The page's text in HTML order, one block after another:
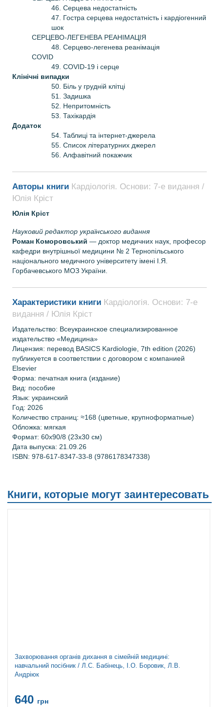
46. Серцева недостатність
47. Гостра серцева недостатність і кардіогенний
шок
СЕРЦЕВО-ЛЕГЕНЕВА РЕАНІМАЦІЯ
48. Серцево-легенева реанімація
COVID
49. COVID-19 і серце
Клінічні випадки
50. Біль у грудній клітці
51. Задишка
52. Непритомність
53. Тахікардія
Додаток
54. Таблиці та інтернет-джерела
55. Список літературних джерел
56. Алфавітний покажчик
Авторы книги Кардіологія. Основи: 7-е видання /
Юлія Кріст
Юлія Кріст
Науковий редактор українського видання
Роман Коморовський — доктор медичних наук, професор
кафедри внутрішньої медицини № 2 Тернопільського
національного медичного університету імені І.Я.
Горбачевського МОЗ України.
Характеристики книги Кардіологія. Основи: 7-е
видання / Юлія Кріст
Издательство: Всеукраинское специализированное
издательство «Медицина»
Лицензия: перевод BASICS Kardiologie, 7th edition (2026)
публикуется в соответствии с договором с компанией
Elsevier
Форма: печатная книга (издание)
Вид: пособие
Язык: украинский
Год: 2026
Количество страниц: ≈168 (цветные, крупноформатные)
Обложка: мягкая
Формат: 60х90/8 (23х30 см)
Дата выпуска: 21.09.26
ISBN: 978-617-8347-33-8 (9786178347338)
Книги, которые могут заинтересовать
Захворювання органів дихання в сімейній медицині:
навчальний посібник / Л.С. Бабінець, І.О. Боровик, Л.В.
Андріюк
640 грн